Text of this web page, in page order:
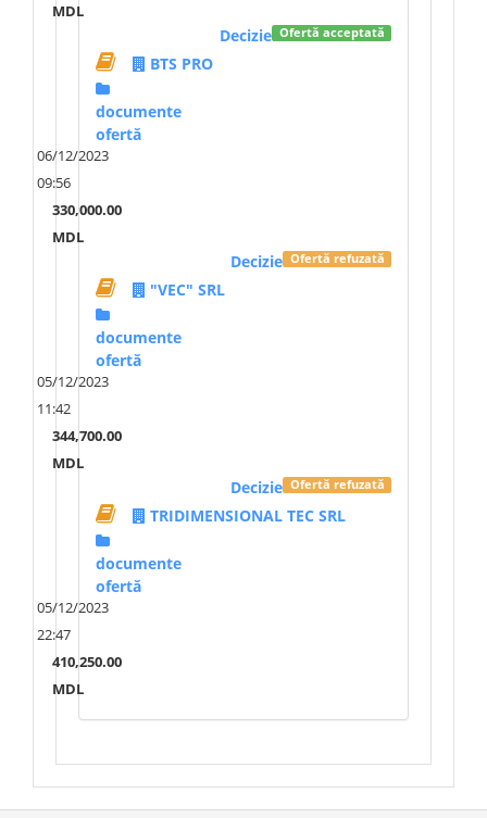
MDL
Ofertă acceptată
Decizie
BTS PRO
documente
ofertă
06/12/2023
09:56
330,000.00
MDL
Ofertă refuzată
Decizie
"VEC" SRL
documente
ofertă
05/12/2023
11:42
344,700.00
MDL
Ofertă refuzată
Decizie
TRIDIMENSIONAL TEC SRL
documente
ofertă
05/12/2023
22:47
410,250.00
MDL